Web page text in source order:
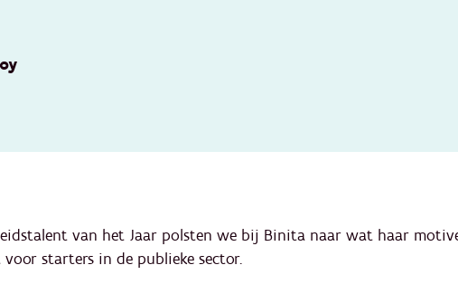
van het Jaar polsten we bij Binita naar wat haar
starters in de publieke sector.